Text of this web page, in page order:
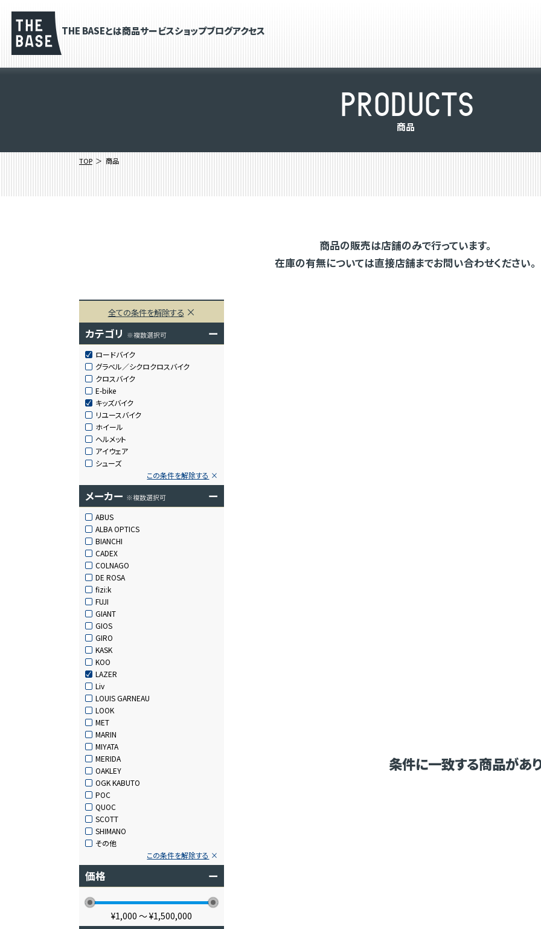
THE BASEとは商品サービスショップブログアクセス
PRODUCTS
商品
TOP 商品
商品の販売は店舗のみで行っています。
在庫の有無については直接店舗までお問い合わせください。
全ての条件を解除する
カテゴリ ※複数選択可 ー
ロードバイク
グラベル／シクロクロスバイク
クロスバイク
E-bike
キッズバイク
リユースバイク
ホイール
ヘルメット
アイウェア
シューズ
この条件を解除する
メーカー ※複数選択可 ー
ABUS
ALBA OPTICS
BIANCHI
CADEX
COLNAGO
DE ROSA
fizi:k
FUJI
GIANT
GIOS
GIRO
KASK
KOO
LAZER
Liv
LOUIS GARNEAU
LOOK
MET
MARIN
MIYATA
MERIDA
OAKLEY
OGK KABUTO
POC
QUOC
SCOTT
SHIMANO
その他
この条件を解除する
価格 ー
¥1,000 〜¥1,500,000
条件に一致する商品があ